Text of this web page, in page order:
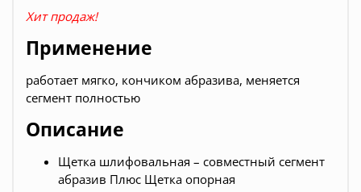
Хит продаж!
Применение
работает мягко, кончиком абразива, меняется
сегмент полностью
Описание
Щетка шлифовальная – совместный сегмент
абразив Плюс Щетка опорная